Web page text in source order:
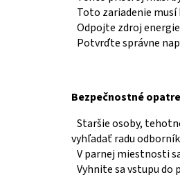
Toto zariadenie
Odpojte zdroj
Potvrďte správne
Bezpečnostné
Staršie osoby,
vyhľadať radu
V parnej miestnosti
Vyhnite sa vstupu do